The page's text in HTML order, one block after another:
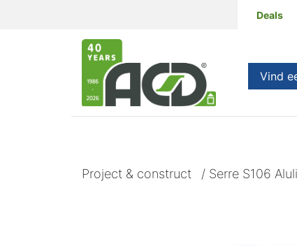
Deals
Vind
Project & construct / Serre S106